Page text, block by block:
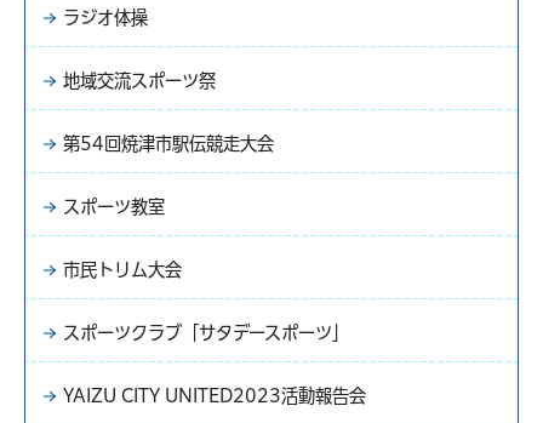
ラジオ体操
地域交流スポーツ祭
第54回焼津市駅伝競走大会
スポーツ教室
市民トリム大会
スポーツクラブ「サタデースポーツ」
YAIZU CITY UNITED2023活動報告会